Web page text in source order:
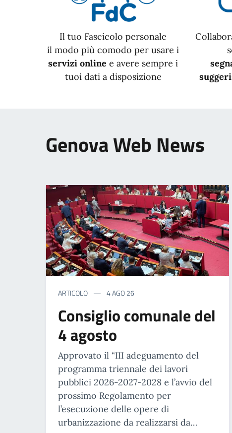
Il tuo Fascicolo personale
il modo più comodo per usare i
servizi online e avere sempre i
tuoi dati a disposizione
Genova Web News
ARTICOLO 4 AGO 26
Consiglio comunale del
4 agosto
Approvato il “III adeguamento del
programma triennale dei lavori
pubblici 2026-2027-2028 e l’avvio del
prossimo Regolamento per
l’esecuzione delle opere di
urbanizzazione da realizzarsi da…